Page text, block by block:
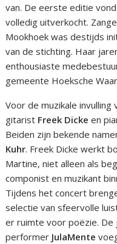
van. De eerste editie
volledig uitverkocht.
Mookhoek was destijds
van de stichting. Haar
enthousiaste
gemeente Hoeksche
Voor de muzikale
gitarist Freek Dicke en
Beiden zijn bekende
Kuhr. Freek Dicke werkt
Martine, niet alleen als
componist en muzikant
Tijdens het concert
selectie van sfeervolle
er ruimte voor poëzie. De
performer JulaMente